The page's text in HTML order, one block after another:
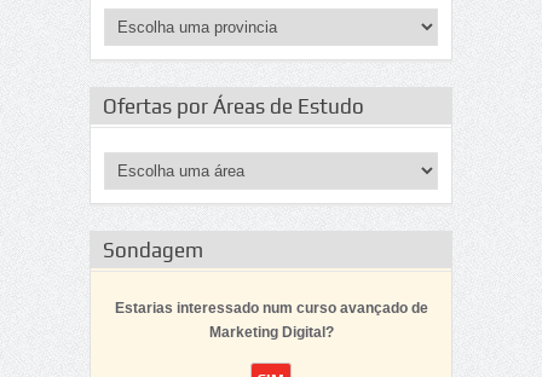
Ofertas por Áreas de Estudo
Sondagem
Estarias interessado num curso avançado de
Marketing Digital?